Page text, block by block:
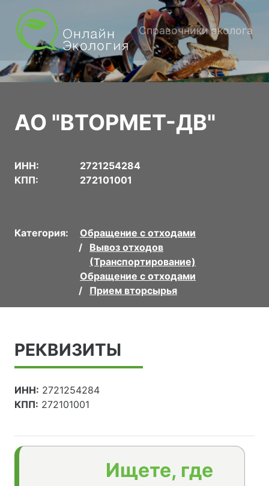
Справочники эколога
АО "ВТОРМЕТ-ДВ"
ИНН:
2721254284
КПП:
272101001
Категория:
Обращение с отходами
Вывоз отходов
(Транспортирование)
Обращение с отходами
Прием вторсырья
РЕКВИЗИТЫ
ИНН: 2721254284
КПП: 272101001
Ищете, где